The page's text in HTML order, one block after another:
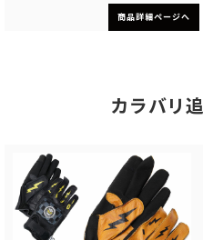
商品詳細ページへ
カラバリ